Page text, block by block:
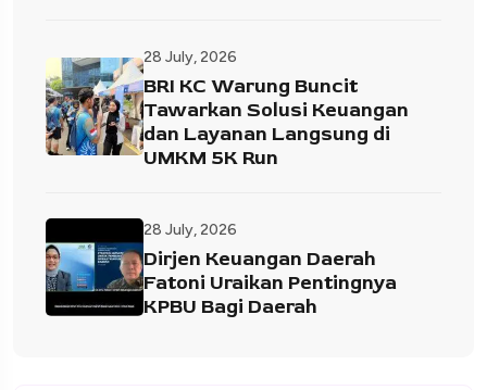
28 July, 2026
BRI KC Warung Buncit
Tawarkan Solusi Keuangan
dan Layanan Langsung di
UMKM 5K Run
28 July, 2026
Dirjen Keuangan Daerah
Fatoni Uraikan Pentingnya
KPBU Bagi Daerah